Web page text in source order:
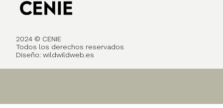
2024 © CENIE
Todos los derechos reservados
Diseño: wildwildweb.es